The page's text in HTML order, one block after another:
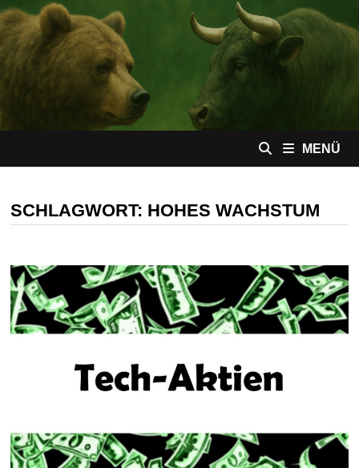
Zum
Inhalt
springen
MENÜ
SCHLAGWORT: HOHES WACHSTUM